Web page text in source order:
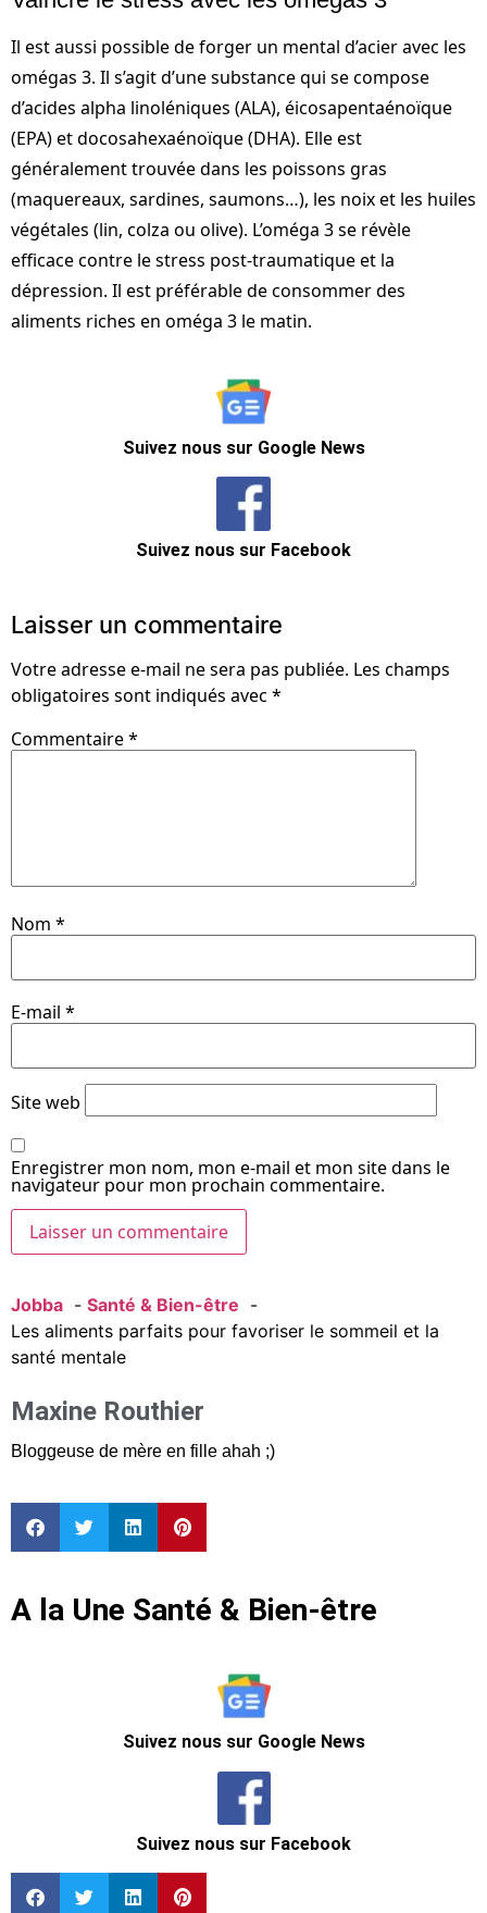
Il est aussi possible de forger un mental d’acier avec les
omégas 3. Il s’agit d’une substance qui se compose
d’acides alpha linoléniques (ALA), éicosapentaénoïque
(EPA) et docosahexaénoïque (DHA). Elle est
généralement trouvée dans les poissons gras
(maquereaux, sardines, saumons…), les noix et les huiles
végétales (lin, colza ou olive). L’oméga 3 se révèle
efficace contre le stress post-traumatique et la
dépression. Il est préférable de consommer des
aliments riches en oméga 3 le matin.
Suivez nous sur Google News
Suivez nous sur Facebook
Laisser un commentaire
Votre adresse e-mail ne sera pas publiée. Les champs
obligatoires sont indiqués avec *
Commentaire*
Nom *
E-mail *
Site web
Enregistrer mon nom, mon e-mail et mon site dans le
navigateur pour mon prochain commentaire.
Jobba
Santé & Bien-être
Les aliments parfaits pour favoriser le sommeil et la
santé mentale
Maxine Routhier
Bloggeuse de mère en fille ahah ;)
A la Une Santé & Bien-être
Suivez nous sur Google News
Suivez nous sur Facebook